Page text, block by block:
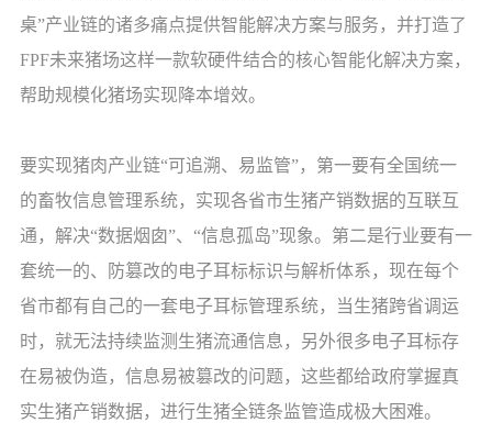
桌”产业链的诸多痛点提供智能解决方案与服务，并打造了
FPF未来猪场这样一款软硬件结合的核心智能化解决方案，
帮助规模化猪场实现降本增效。
要实现猪肉产业链“可追溯、易监管”，第一要有全国统一
的畜牧信息管理系统，实现各省市生猪产销数据的互联互
通，解决“数据烟囱”、“信息孤岛”现象。第二是行业要有一
套统一的、防篡改的电子耳标标识与解析体系，现在每个
省市都有自己的一套电子耳标管理系统，当生猪跨省调运
时，就无法持续监测生猪流通信息，另外很多电子耳标存
在易被伪造，信息易被篡改的问题，这些都给政府掌握真
实生猪产销数据，进行生猪全链条监管造成极大困难。